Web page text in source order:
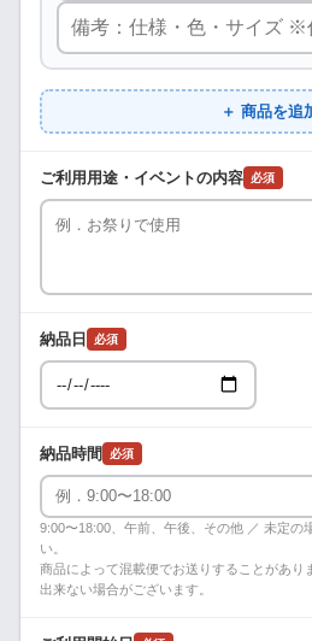
＋ 商品を追
ご利用用途・イベントの内容 必須
納品日 必須
納品時間 必須
9:00〜18:00、午前、午後、その他 ／ 未定の
い。
商品によって混載便でお送りすることがあり
出来ない場合がございます。